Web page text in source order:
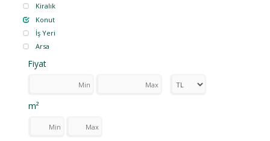
Kiralık
Konut
İş Yeri
Arsa
Fiyat
m²